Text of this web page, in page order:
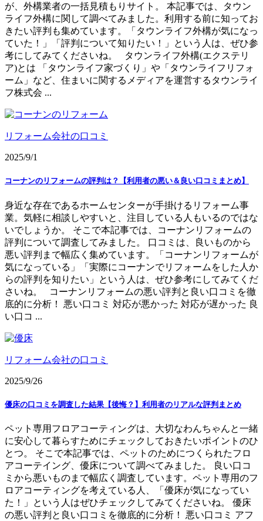
が、外構業者の一括見積もりサイト。 本記事では、タウン
ライフ外構に関して調べてみました。利用する前に知ってお
きたい評判も集めています。「タウンライフ外構が気になっ
ていた！」「評判について知りたい！」という人は、ぜひ参
考にしてみてくださいね。 タウンライフ外構(エクステリ
ア)とは 「タウンライフ家づくり」や「タウンライフリフォ
ーム」など、住まいに関するメディアを運営するタウンライ
フ株式会 ...
リフォーム会社の口コミ
2025/9/1
コーナンのリフォームの評判は？【利用者の悪い＆良い口コミまとめ】
身近な存在であるホームセンターが手掛けるリフォーム事
業。気軽に相談しやすいと、注目している人もいるのではな
いでしょうか。 そこで本記事では、コーナンリフォームの
評判について調査してみました。 口コミは、良いものから
悪い評判まで幅広く集めています。「コーナンリフォームが
気になっている」「実際にコーナンでリフォームをした人か
らの評判を知りたい」という人は、ぜひ参考にしてみてくだ
さいね。 コーナンリフォームの悪い評判と良い口コミを徹
底的に分析！ 悪い口コミ 対応が悪かった 対応が遅かった 良
い口コ ...
リフォーム会社の口コミ
2025/9/26
優床の口コミを調査した結果【後悔？】利用者のリアルな評判まとめ
ペット専用フロアコーティングは、大切なわんちゃんと一緒
に安心して暮らすためにチェックしておきたいポイントのひ
とつ。 そこで本記事では、ペットのためにつくられたフロ
アコーテイング、優床について調べてみました。 良い口コ
ミから悪いものまで幅広く調査しています。ペット専用のフ
ロアコーティングを考えている人、「優床が気になってい
た！」という人はぜひチェックしてみてくださいね。 優床
の悪い評判と良い口コミを徹底的に分析！ 悪い口コミ アフ